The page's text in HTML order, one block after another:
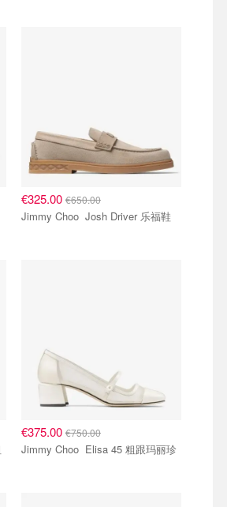
€325.00 €650.00
Jimmy Choo Josh Driver 乐福鞋
€375.00 €750.00
Jimmy Choo Elisa 45 粗跟玛丽珍